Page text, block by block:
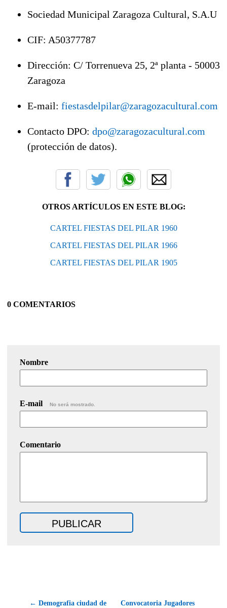
Sociedad Municipal Zaragoza Cultural, S.A.U
CIF: A50377787
Dirección: C/ Torrenueva 25, 2ª planta - 50003
Zaragoza
E-mail: fiestasdelpilar@zaragozacultural.com
Contacto DPO: dpo@zaragozacultural.com
(protección de datos).
OTROS ARTÍCULOS EN ESTE BLOG:
CARTEL FIESTAS DEL PILAR 1960
CARTEL FIESTAS DEL PILAR 1966
CARTEL FIESTAS DEL PILAR 1905
0 COMENTARIOS
Nombre
E-mail No será mostrado.
Comentario
← Demografia ciudad de Convocatoria Jugadores